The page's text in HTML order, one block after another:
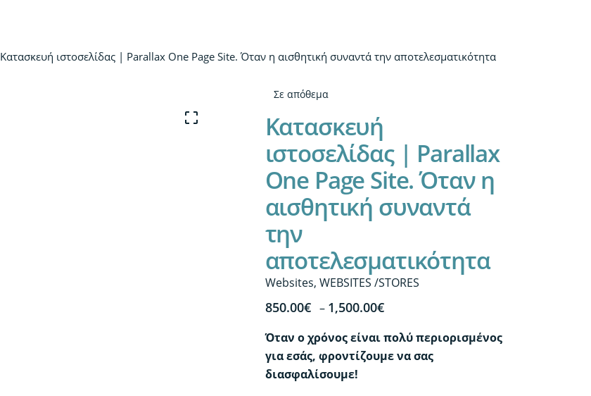
Κατασκευή ιστοσελίδας | Parallax One Page Site. Όταν η αισθητική συναντά την αποτελεσματικότητα
Σε απόθεμα
Κατασκευή
ιστοσελίδας | Parallax
One Page Site. Όταν η
αισθητική συναντά
την
αποτελεσματικότητα
Websites, WEBSITES /STORES
850.00€ – 1,500.00€Price
850.00€
through
Όταν ο χρόνος είναι πολύ περιορισμένος
για εσάς, φροντίζουμε να σας
διασφαλίσουμε!